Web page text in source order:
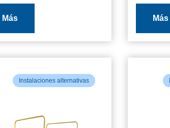
Más Más
Instalaciones alternativas